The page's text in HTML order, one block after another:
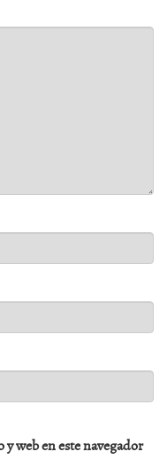
web en este navegador